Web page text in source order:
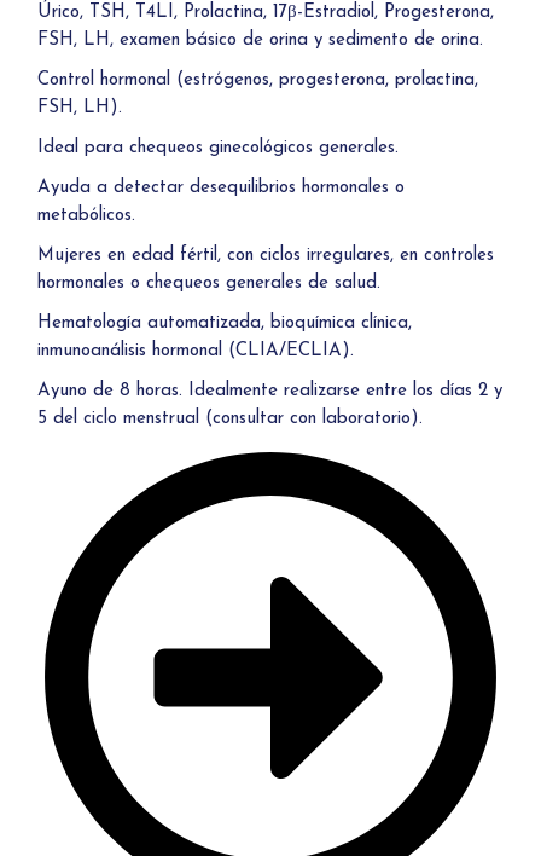
Úrico, TSH, T4LI, Prolactina, 17β-Estradiol, Progesterona,
FSH, LH, examen básico de orina y sedimento de orina.
Control hormonal (estrógenos, progesterona, prolactina,
FSH, LH).
Ideal para chequeos ginecológicos generales.
Ayuda a detectar desequilibrios hormonales o
metabólicos.
Mujeres en edad fértil, con ciclos irregulares, en controles
hormonales o chequeos generales de salud.
Hematología automatizada, bioquímica clínica,
inmunoanálisis hormonal (CLIA/ECLIA).
Ayuno de 8 horas. Idealmente realizarse entre los días 2 y
5 del ciclo menstrual (consultar con laboratorio).